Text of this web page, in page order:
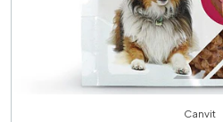
Canvit